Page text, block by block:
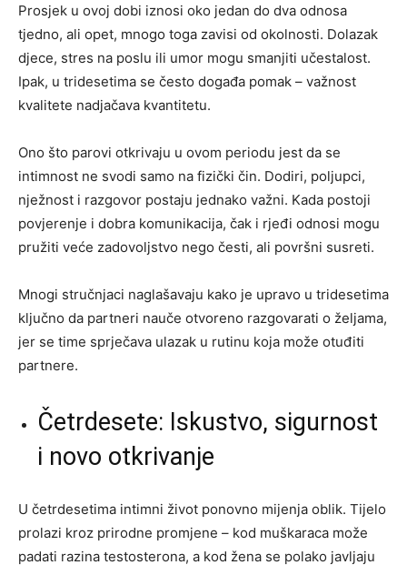
Prosjek u ovoj dobi iznosi oko jedan do dva odnosa
tjedno, ali opet, mnogo toga zavisi od okolnosti. Dolazak
djece, stres na poslu ili umor mogu smanjiti učestalost.
Ipak, u tridesetima se često događa pomak – važnost
kvalitete nadjačava kvantitetu.
Ono što parovi otkrivaju u ovom periodu jest da se
intimnost ne svodi samo na fizički čin. Dodiri, poljupci,
nježnost i razgovor postaju jednako važni. Kada postoji
povjerenje i dobra komunikacija, čak i rjeđi odnosi mogu
pružiti veće zadovoljstvo nego česti, ali površni susreti.
Mnogi stručnjaci naglašavaju kako je upravo u tridesetima
ključno da partneri nauče otvoreno razgovarati o željama,
jer se time sprječava ulazak u rutinu koja može otuđiti
partnere.
Četrdesete: Iskustvo, sigurnost
i novo otkrivanje
U četrdesetima intimni život ponovno mijenja oblik. Tijelo
prolazi kroz prirodne promjene – kod muškaraca može
padati razina testosterona, a kod žena se polako javljaju